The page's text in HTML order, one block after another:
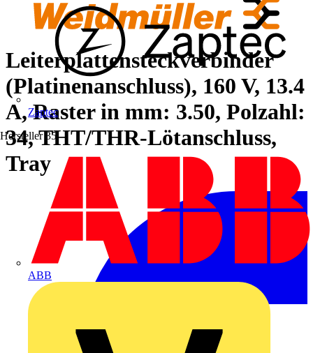
Zaptec
Hersteller 35
ABB
Leiterplattensteckverbinder
(Platinenanschluss), 160 V, 13.4
A, Raster in mm: 3.50, Polzahl:
34, THT/THR-Lötanschluss,
Tray